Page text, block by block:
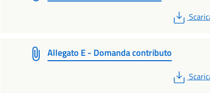
PDF
Allegato E - Domanda contributo
PDF